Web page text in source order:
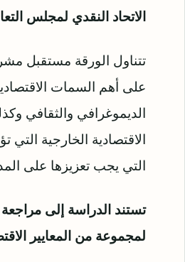
الاتحاد النقدي لمجلس
تتناول الورقة مستقبل
على أهم السمات
الديموغرافي والثقافي
الاقتصادية الخارجية
التي يجب تعزيزها على
تستند الدراسة إلى مراجعة
لمجموعة من المعايير